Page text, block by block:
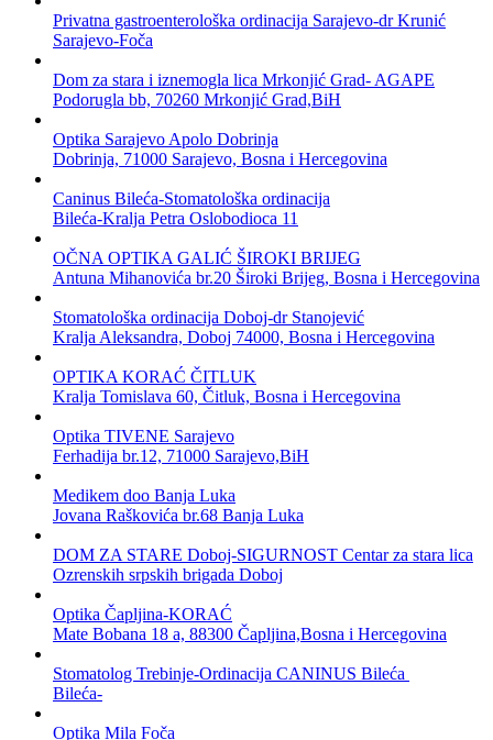
Privatna gastroenterološka ordinacija Sarajevo-dr Krunić
Sarajevo-Foča
Dom za stara i iznemogla lica Mrkonjić Grad- AGAPE
Podorugla bb, 70260 Mrkonjić Grad,BiH
Optika Sarajevo Apolo Dobrinja
Dobrinja, 71000 Sarajevo, Bosna i Hercegovina
Caninus Bileća-Stomatološka ordinacija
Bileća-Kralja Petra Oslobodioca 11
OČNA OPTIKA GALIĆ ŠIROKI BRIJEG
Antuna Mihanovića br.20 Široki Brijeg, Bosna i Hercegovina
Stomatološka ordinacija Doboj-dr Stanojević
Kralja Aleksandra, Doboj 74000, Bosna i Hercegovina
OPTIKA KORAĆ ČITLUK
Kralja Tomislava 60, Čitluk, Bosna i Hercegovina
Optika TIVENE Sarajevo
Ferhadija br.12, 71000 Sarajevo,BiH
Medikem doo Banja Luka
Jovana Raškovića br.68 Banja Luka
DOM ZA STARE Doboj-SIGURNOST Centar za stara lica
Ozrenskih srpskih brigada Doboj
Optika Čapljina-KORAĆ
Mate Bobana 18 a, 88300 Čapljina,Bosna i Hercegovina
Stomatolog Trebinje-Ordinacija CANINUS Bileća
Bileća-
Optika Mila Foča